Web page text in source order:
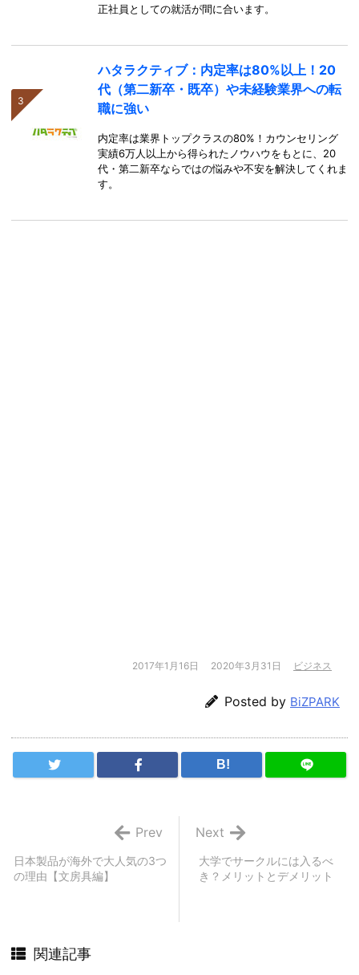
正社員としての就活が間に合います。
ハタラクティブ：内定率は80%以上！20
代（第二新卒・既卒）や未経験業界への転
職に強い
内定率は業界トップクラスの80%！カウンセリング
実績6万人以上から得られたノウハウをもとに、20
代・第二新卒ならではの悩みや不安を解決してくれま
す。
2017年1月16日 2020年3月31日 ビジネス
Posted by BiZPARK
B!
大学でサークルには入るべ
き？メリットとデメリット
Next
日本製品が海外で大人気の3つ
の理由【文房具編】
Prev
関連記事